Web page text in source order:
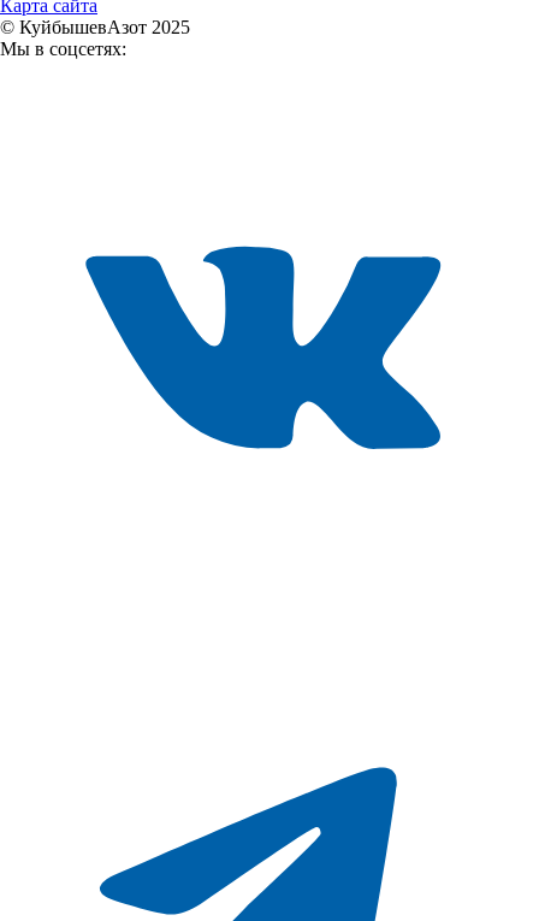
Карта сайта
© КуйбышевАзот 2025
Мы в соцсетях: